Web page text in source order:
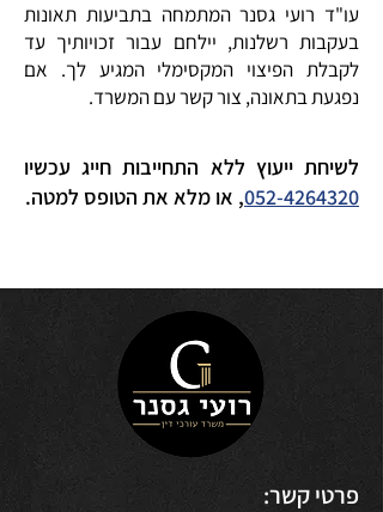
עו"ד רועי גסנר המתמחה בתביעות תאונות
בעקבות רשלנות, יילחם עבור זכויותיך עד
לקבלת הפיצוי המקסימלי המגיע לך. אם
נפגעת בתאונה, צור קשר עם המשרד.
לשיחת ייעוץ ללא התחייבות חייג עכשיו
052-4264320, או מלא את הטופס למטה.
פרטי קשר: